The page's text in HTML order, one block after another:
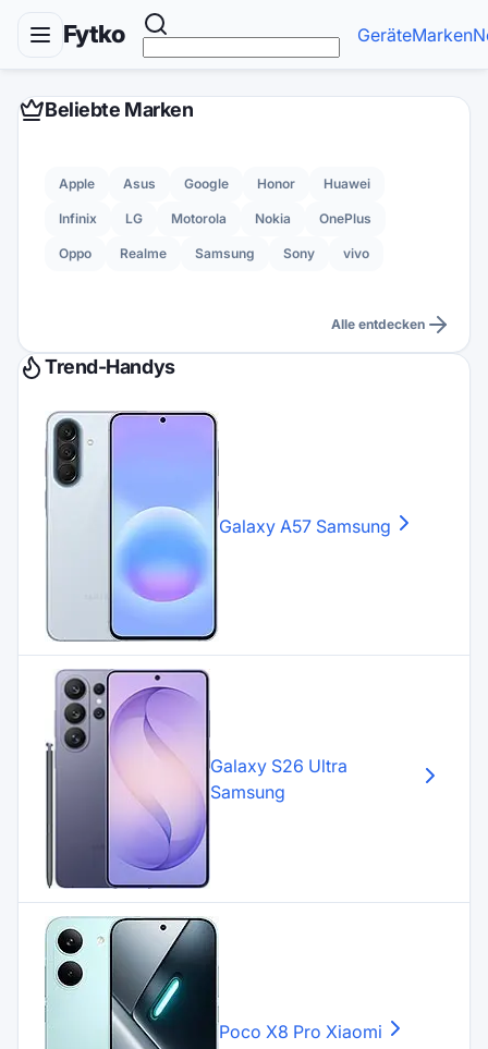
Fytko GeräteMarken
Beliebte Marken
Apple Asus Google Honor Huawei
Infinix LG Motorola Nokia OnePlus
Oppo Realme Samsung Sony vivo
Alle entdecken
Trend-Handys
Galaxy A57 Samsung
Galaxy S26 Ultra
Samsung
Poco X8 Pro Xiaomi